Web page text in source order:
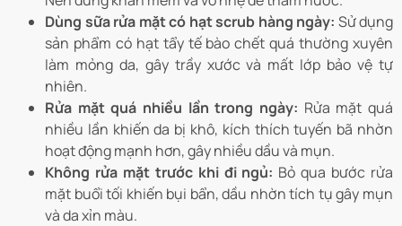
Dùng sữa rửa mặt có hạt scrub hàng ngày: Sử dụng
sản phẩm có hạt tẩy tế bào chết quá thường xuyên
làm mỏng da, gây trầy xước và mất lớp bảo vệ tự
nhiên.
Rửa mặt quá nhiều lần trong ngày: Rửa mặt quá
nhiều lần khiến da bị khô, kích thích tuyến bã nhờn
hoạt động mạnh hơn, gây nhiều dầu và mụn.
Không rửa mặt trước khi đi ngủ: Bỏ qua bước rửa
mặt buổi tối khiến bụi bẩn, dầu nhờn tích tụ gây mụn
và da xỉn màu.